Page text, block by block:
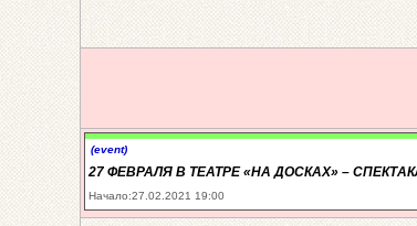
(event)
27 ФЕВРАЛЯ В ТЕАТРЕ «НА ДОСКАХ» –
Начало:27.02.2021 19:00